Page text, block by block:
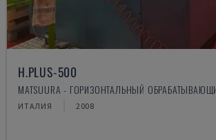
H.PLUS-500
MATSUURA - ГОРИЗОНТАЛЬНЫЙ
ИТАЛИЯ 2008